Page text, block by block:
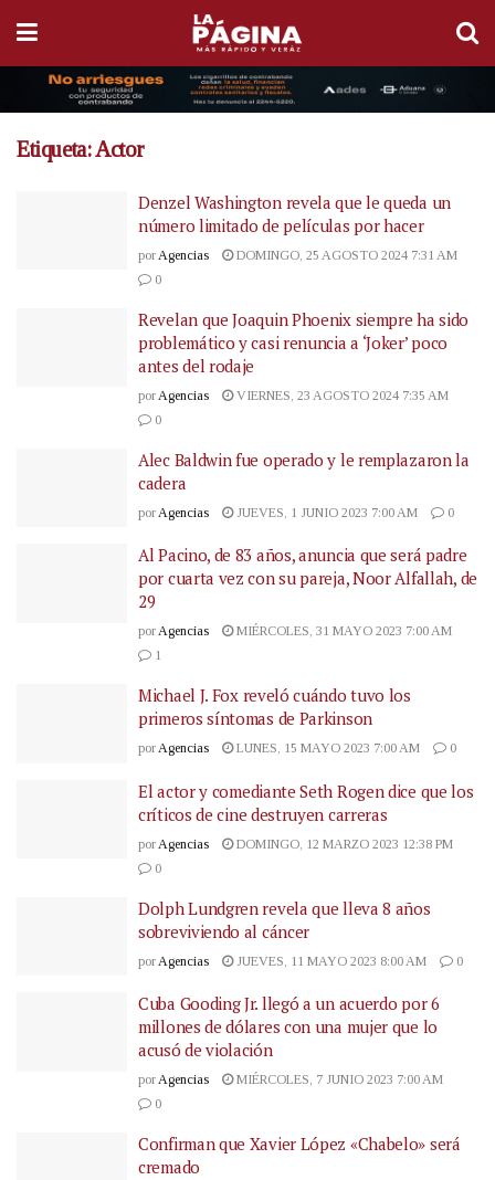
Etiqueta:Actor
Denzel Washington revela que le queda un
número limitado de películas por hacer
por Agencias
DOMINGO, 25 AGOSTO 2024 7:31 AM
0
Revelan que Joaquin Phoenix siempre ha sido
problemático y casi renuncia a ‘Joker’ poco
antes del rodaje
por Agencias
VIERNES, 23 AGOSTO 2024 7:35 AM
0
Alec Baldwin fue operado y le remplazaron la
cadera
por Agencias JUEVES, 1 JUNIO 2023 7:00 AM 0
Al Pacino, de 83 años, anuncia que será padre
por cuarta vez con su pareja, Noor Alfallah, de
29
porAgencias
MIÉRCOLES, 31 MAYO 2023 7:00 AM
1
Michael J. Fox reveló cuándo tuvo los
primeros síntomas de Parkinson
porAgencias LUNES, 15 MAYO 2023 7:00 AM 0
El actor y comediante Seth Rogen dice que los
críticos de cine destruyen carreras
por Agencias
DOMINGO, 12 MARZO 2023 12:38 PM
0
Dolph Lundgren revela que lleva 8 años
sobreviviendo al cáncer
por Agencias JUEVES, 11 MAYO 2023 8:00 AM 0
Cuba Gooding Jr. llegó a un acuerdo por 6
millones de dólares con una mujer que lo
acusó de violación
porAgencias
MIÉRCOLES, 7 JUNIO 2023 7:00 AM
0
Confirman que Xavier López «Chabelo» será
cremado